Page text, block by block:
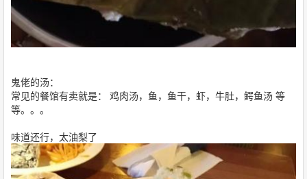
鬼佬的汤：
常见的餐馆有卖就是： 鸡肉汤，鱼，鱼干，虾，牛肚，鳄鱼汤 等
等。。。
味道还行，太油梨了